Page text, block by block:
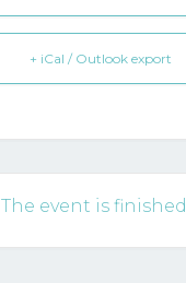
+ iCal / Outlook export
The event is finished.